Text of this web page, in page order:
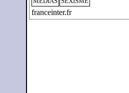
franceinter.fr